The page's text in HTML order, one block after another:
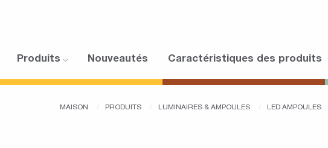
Produits Nouveautés Caractéristiques des produits
MAISON PRODUITS LUMINAIRES & AMPOULES LED AMPOULES